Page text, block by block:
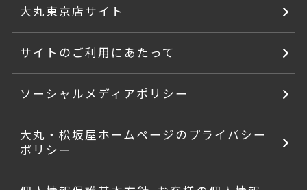
大丸東京店サイト
サイトのご利用にあたって
ソーシャルメディアポリシー
大丸・松坂屋ホームページのプライバシー
ポリシー